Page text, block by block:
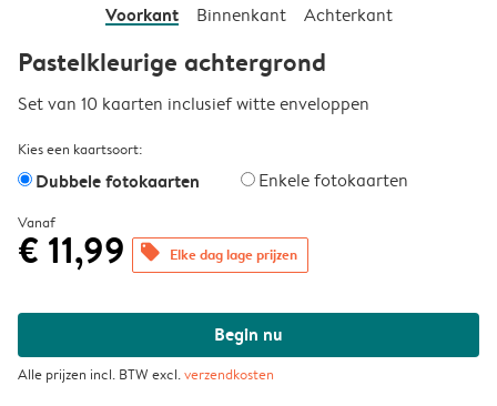
Voorkant Binnenkant Achterkant
Pastelkleurige achtergrond
Set van 10 kaarten inclusief witte enveloppen
Kies een kaartsoort:
Dubbele fotokaarten Enkele fotokaarten
Vanaf
€ 11,99 offers Elke dag lage prijzen
Begin nu
Alle prijzen incl. BTW excl.verzendkosten